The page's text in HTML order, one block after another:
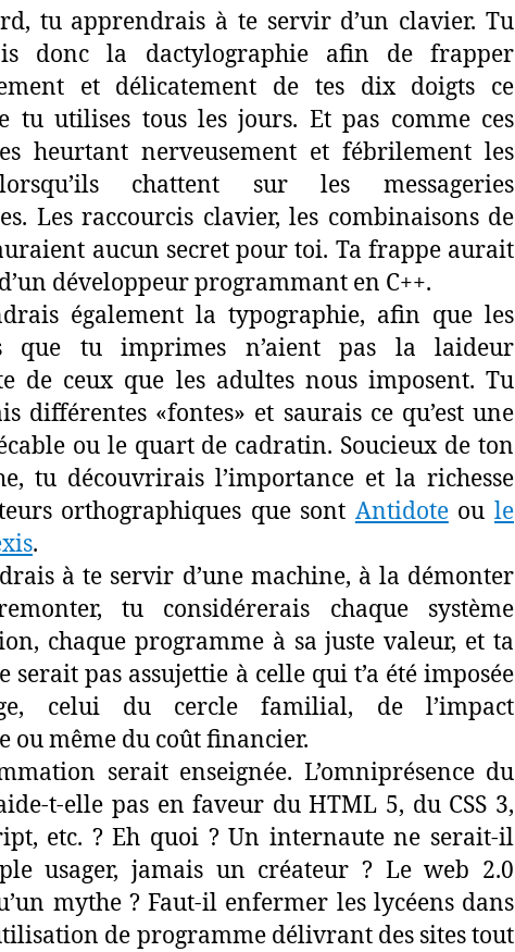
tu apprendrais à te servir d’un clavier. Tu
donc la dactylographie afin de frapper
et délicatement de tes dix doigts ce
tu utilises tous les jours. Et pas comme ces
heurtant nerveusement et fébrilement les
chattent sur les messageries
Les raccourcis clavier, les combinaisons de
aucun secret pour toi. Ta frappe aurait
développeur programmant en C++.
également la typographie, afin que les
que tu imprimes n’aient pas la laideur
de ceux que les adultes nous imposent. Tu
différentes «fontes» et saurais ce qu’est une
ou le quart de cadratin. Soucieux de ton
tu découvrirais l’importance et la richesse
orthographiques que sont Antidoteoule
.
à te servir d’une machine, à la démonter
tu considérerais chaque système
chaque programme à sa juste valeur, et ta
serait pas assujettie à celle qui t’a été imposée
celui du cercle familial, de l’impact
ou même du coût financier.
serait enseignée. L’omniprésence du
t-elle pas en faveur du HTML 5, du CSS 3,
etc. ? Eh quoi ? Un internaute ne serait-il
usager, jamais un créateur ? Le web 2.0
mythe ? Faut-il enfermer les lycéens dans
de programme délivrant des sites tout